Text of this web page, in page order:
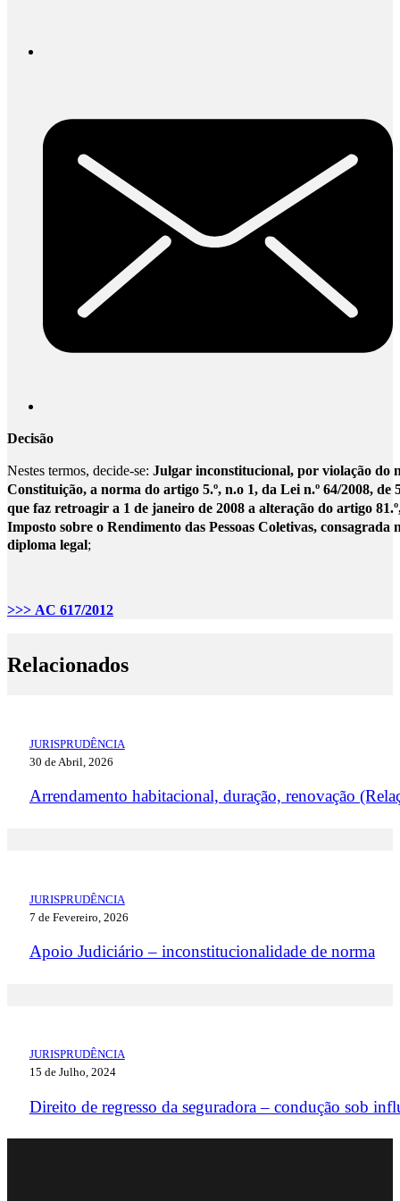
Decisão
Nestes termos, decide-se: Julgar inconstitucional, por violação do
Constituição, a norma do artigo 5.º, n.o 1, da Lei n.º 64/2008, de
que faz retroagir a 1 de janeiro de 2008 a alteração do artigo
Imposto sobre o Rendimento das Pessoas Coletivas, consagrada
diploma legal;
>>> AC 617/2012
Relacionados
JURISPRUDÊNCIA
30 de Abril, 2026
Arrendamento habitacional, duração, renovação
JURISPRUDÊNCIA
7 de Fevereiro, 2026
Apoio Judiciário – inconstitucionalidade de norma
JURISPRUDÊNCIA
15 de Julho, 2024
Direito de regresso da seguradora – condução sob